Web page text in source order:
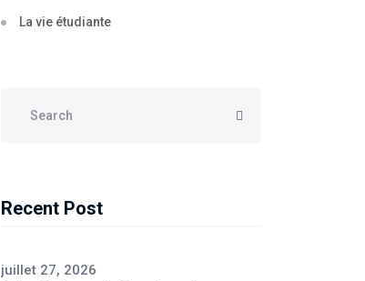
La vie étudiante
Recent Post
juillet 27, 2026